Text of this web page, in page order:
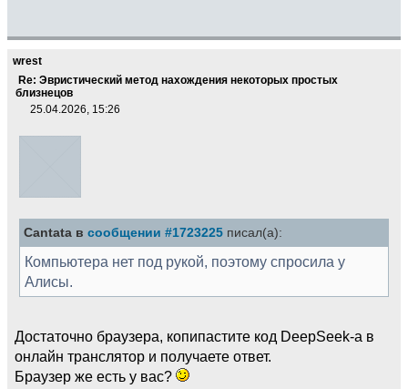
wrest
Re: Эвристический метод нахождения некоторых простых
близнецов
25.04.2026, 15:26
Cantata в сообщении #1723225 писал(а):
Компьютера нет под рукой, поэтому спросила у
Алисы.
Достаточно браузера, копипастите код DeepSeek-а в
онлайн транслятор и получаете ответ.
Браузер же есть у вас?